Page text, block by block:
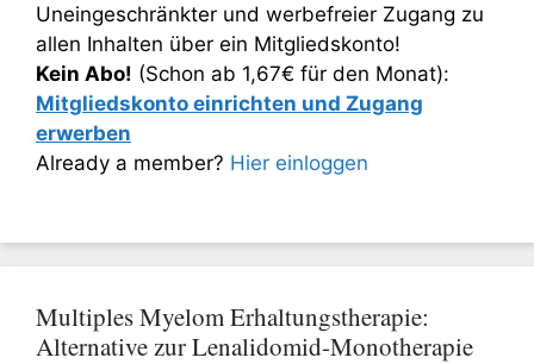
Uneingeschränkter und werbefreier Zugang zu
allen Inhalten über ein Mitgliedskonto!
Kein Abo! (Schon ab 1,67€ für den Monat):
Mitgliedskonto einrichten und Zugang
erwerben
Already a member? Hier einloggen
Multiples Myelom Erhaltungstherapie:
Alternative zur Lenalidomid-Monotherapie